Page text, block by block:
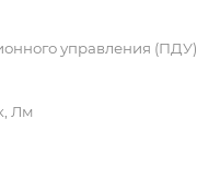
управления (ПДУ)
Лм